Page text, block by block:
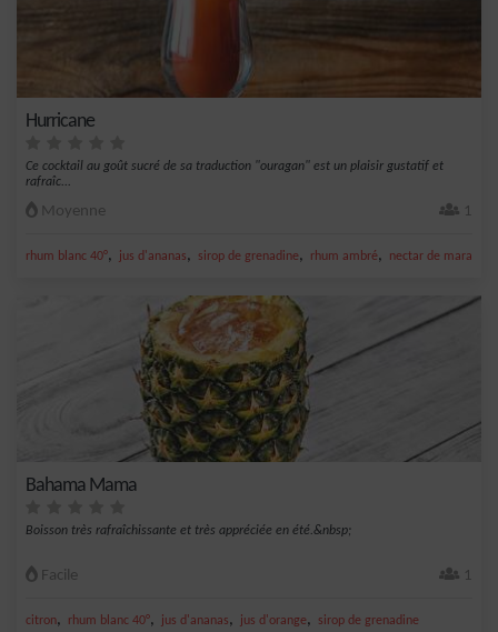
Hurricane
Ce cocktail au goût sucré de sa traduction "ouragan" est un plaisir gustatif et
rafraîc...
Moyenne 1
rhum blanc 40°, jus d'ananas, sirop de grenadine, rhum ambré, nectar de maracujà
Bahama Mama
Boisson très rafraîchissante et très appréciée en été.&nbsp;
Facile 1
citron, rhum blanc 40°, jus d'ananas, jus d'orange, sirop de grenadine